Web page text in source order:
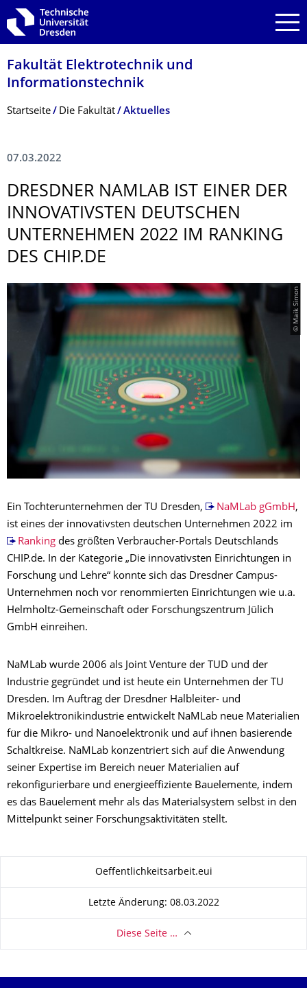
Zur Hauptnavigation springen
Zur Suche springen
Zum Inhalt springen
Fakultät Elektrotechnik und
Informationstech­nik
Breadcrumb-Menü
Startseite Die Fakultät Aktuelles
07.03.2022
DRESDNER NAMLAB IST EINER DER
INNOVATIVSTEN DEUTSCHEN
UNTERNEHMEN 2022 IM RANKING
DES CHIP.DE
© Maik Simon
Ein Tochterunternehmen der TU Dresden, NaMLab gGmbH,
ist eines der innovativsten deutschen Unternehmen 2022 im
Ranking des größten Verbraucher-Portals Deutschlands
CHIP.de. In der Kategorie „Die innovativsten Einrichtungen in
Forschung und Lehre“ konnte sich das Dresdner Campus-
Unternehmen noch vor renommierten Einrichtungen wie u.a.
Helmholtz-Gemeinschaft oder Forschungszentrum Jülich
GmbH einreihen.
NaMLab wurde 2006 als Joint Venture der TUD und der
Industrie gegründet und ist heute ein Unternehmen der TU
Dresden. Im Auftrag der Dresdner Halbleiter- und
Mikroelektronikindustrie entwickelt NaMLab neue Materialien
für die Mikro- und Nanoelektronik und auf ihnen basierende
Schaltkreise. NaMLab konzentriert sich auf die Anwendung
seiner Expertise im Bereich neuer Materialien auf
rekonfigurierbare und energieeffiziente Bauelemente, indem
es das Bauelement mehr als das Materialsystem selbst in den
Mittelpunkt seiner Forschungsaktivitäten stellt.
Zu dieser SeiteOeffentlichkeitsarbeit.eui
Letzte Änderung: 08.03.2022
Diese Seite …